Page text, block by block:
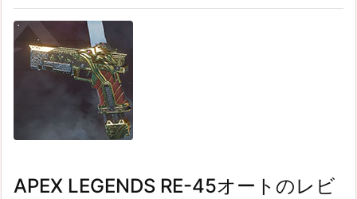
APEX LEGENDS RE-45オートのレビ